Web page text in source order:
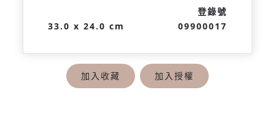
33.0 x 24.0 cm
登錄號
09900017
加入收藏 加入授權